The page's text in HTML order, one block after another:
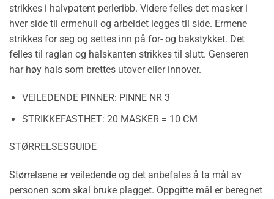
strikkes i halvpatent perleribb. Videre felles det masker i
hver side til ermehull og arbeidet legges til side. Ermene
strikkes for seg og settes inn på for- og bakstykket. Det
felles til raglan og halskanten strikkes til slutt. Genseren
har høy hals som brettes utover eller innover.
VEILEDENDE PINNER: PINNE NR 3
STRIKKEFASTHET: 20 MASKER = 10 CM
STØRRELSESGUIDE
Størrelsene er veiledende og det anbefales å ta mål av
personen som skal bruke plagget. Oppgitte mål er beregnet